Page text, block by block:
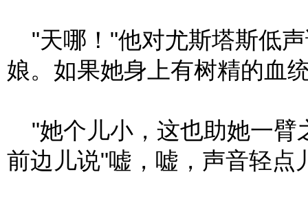
"天哪！"他对尤斯塔斯低
娘。如果她身上有树精的血
"她个儿小，这也助她一臂
前边儿说"嘘，嘘，声音轻点